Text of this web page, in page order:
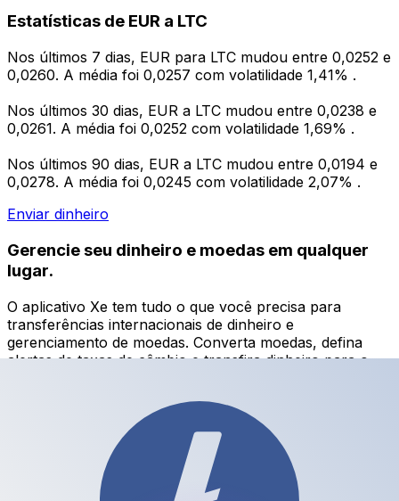
Estatísticas de EUR a LTC
Nos últimos 7 dias, EUR para LTC mudou entre 0,0252 e
0,0260. A média foi 0,0257 com volatilidade 1,41% .
Nos últimos 30 dias, EUR a LTC mudou entre 0,0238 e
0,0261. A média foi 0,0252 com volatilidade 1,69% .
Nos últimos 90 dias, EUR a LTC mudou entre 0,0194 e
0,0278. A média foi 0,0245 com volatilidade 2,07% .
Enviar dinheiro
Gerencie seu dinheiro e moedas em qualquer
lugar.
O aplicativo Xe tem tudo o que você precisa para
transferências internacionais de dinheiro e
gerenciamento de moedas. Converta moedas, defina
alertas de taxas de câmbio e transfira dinheiro para o